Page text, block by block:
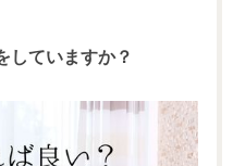
していますか？